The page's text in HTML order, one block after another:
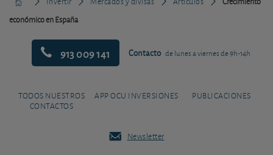
económico en España
913 009 141 Contacto de lunes a viernes de 9h-14h
TODOS NUESTROS
CONTACTOS
APP OCU INVERSIONES PUBLICACIONES
Newsletter